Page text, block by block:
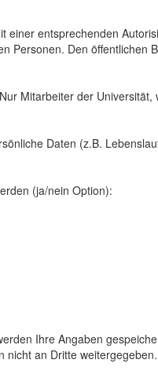
einer entsprechenden
Personen. Den öffentlichen
Mitarbeiter der Universität,
Daten (z.B.
(ja/nein Option):
Ihre Angaben
nicht an Dritte weitergegeben.